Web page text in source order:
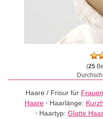
(25
Haare / Frisur für
Haare ⋅ Haarlänge:
⋅ Haartyp: Glatte